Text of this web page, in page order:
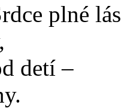
plné
detí –